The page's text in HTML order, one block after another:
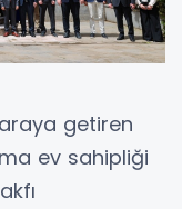
getiren
ev sahipliği